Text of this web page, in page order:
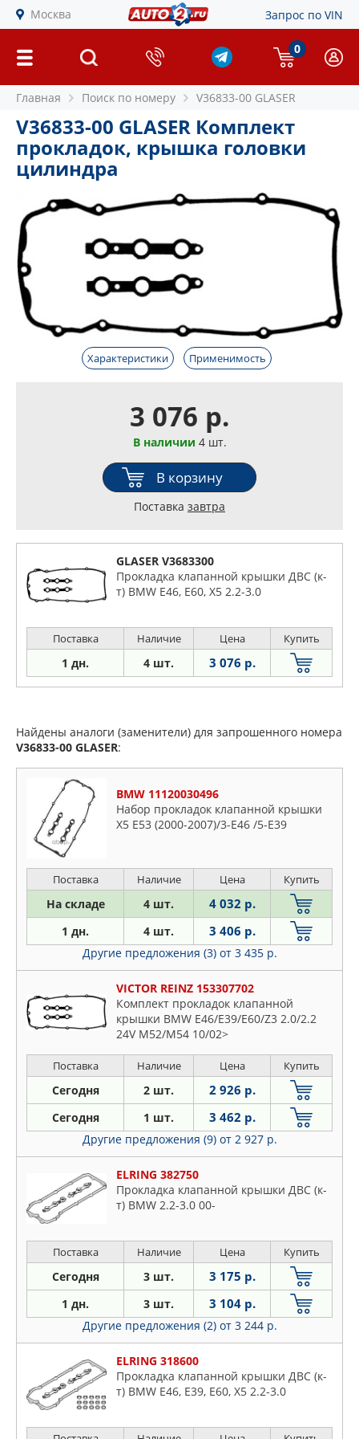
Москва Запрос по VIN
0
Главная Поиск по номеру V36833-00 GLASER
V36833-00 GLASER Комплект
прокладок, крышка головки
цилиндра
Характеристики Применимость
3 076 р.
В наличии 4 шт.
В корзину
Поставка завтра
GLASER V3683300
Прокладка клапанной крышки ДВС (к-
т) BMW E46, E60, X5 2.2-3.0
Поставка Наличие Цена Купить
1 дн. 4 шт. 3 076 р.
Найдены аналоги (заменители) для запрошенного номера
V36833-00 GLASER:
BMW 11120030496
Набор прокладок клапанной крышки
X5 E53 (2000-2007)/3-E46 /5-E39
Поставка Наличие Цена Купить
На складе 4 шт. 4 032 р.
1 дн. 4 шт. 3 406 р.
Другие предложения (3) от 3 435 р.
VICTOR REINZ 153307702
Комплект прокладок клапанной
крышки BMW E46/E39/E60/Z3 2.0/2.2
24V M52/M54 10/02>
Поставка Наличие Цена Купить
Сегодня 2 шт. 2 926 р.
Сегодня 1 шт. 3 462 р.
Другие предложения (9) от 2 927 р.
ELRING 382750
Прокладка клапанной крышки ДВС (к-
т) BMW 2.2-3.0 00-
Поставка Наличие Цена Купить
Сегодня 3 шт. 3 175 р.
1 дн. 3 шт. 3 104 р.
Другие предложения (2) от 3 244 р.
ELRING 318600
Прокладка клапанной крышки ДВС (к-
т) BMW E46, E39, E60, X5 2.2-3.0